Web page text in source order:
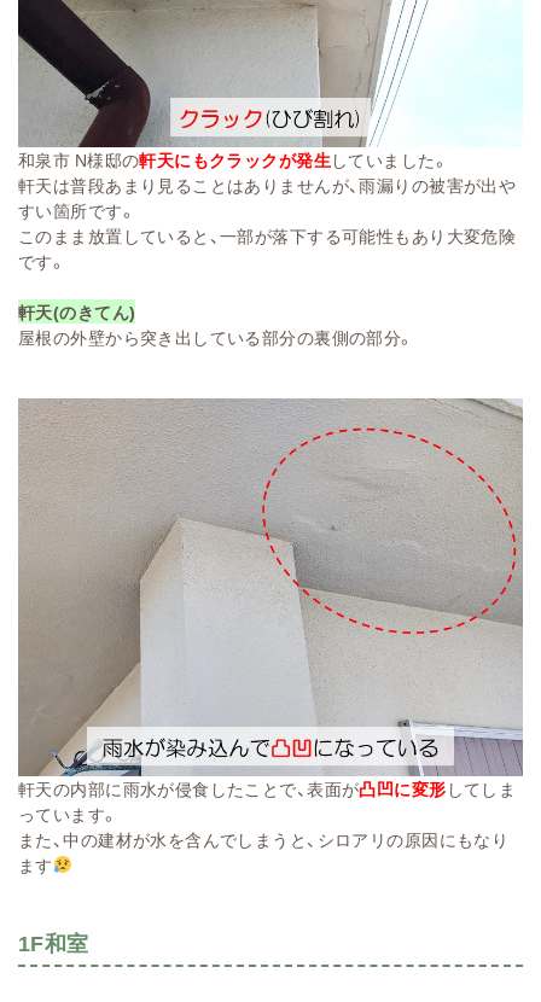
和泉市 N様邸の軒天にもクラックが発生 していました。
軒天は普段あまり見ることはありませんが、雨漏りの被害が出や
すい箇所です。
このまま放置していると、一部が落下する可能性もあり大変危険
です。
軒天(のきてん)
屋根の外壁から突き出している部分の裏側の部分。
軒天の内部に雨水が侵食したことで、表面が凸凹に変形 してしま
っています。
また、中の建材が水を含んでしまうと、シロアリの原因にもなり
ます
1F和室